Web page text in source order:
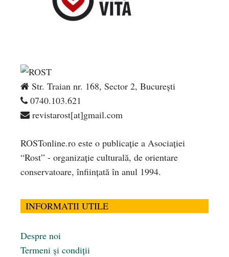
Str. Traian nr. 168, Sector 2, București
0740.103.621
revistarost[at]gmail.com
ROSTonline.ro este o publicaţie a Asociaţiei
“Rost” - organizaţie culturală, de orientare
conservatoare, înfiinţată în anul 1994.
INFORMATII UTILE
Despre noi
Termeni și condiții